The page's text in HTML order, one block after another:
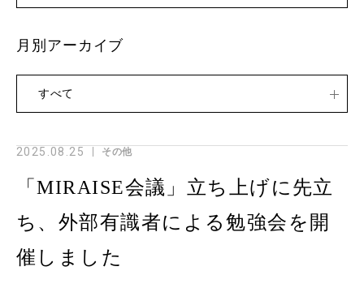
2025.08.25 その他
「MIRAISE会議」立ち上げに先立
ち、外部有識者による勉強会を開
催しました
月別アーカイブ
すべて